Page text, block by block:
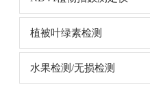
植被叶绿素检测
水果检测/无损检测